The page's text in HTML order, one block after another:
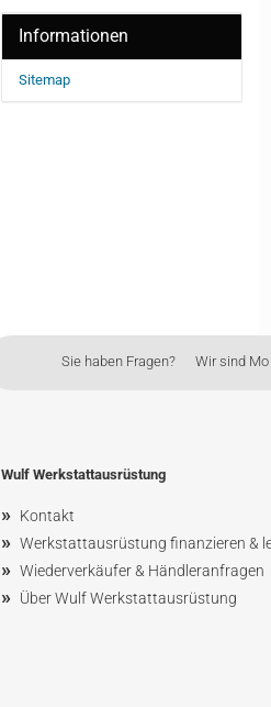
Informationen
Sitemap
Sie haben Fragen? Wir sind Mo
Wulf Werkstattausrüstung
» Kontakt
» Werkstattausrüstung finanzieren &
» Wiederverkäufer & Händleranfragen
» Über Wulf Werkstattausrüstung